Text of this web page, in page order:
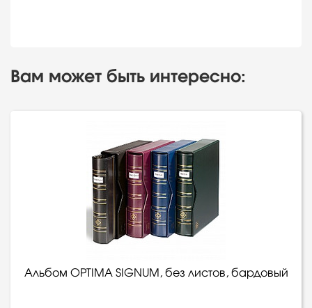
Вам может быть интересно:
Альбом OPTIMA SIGNUM, без листов, бардовый